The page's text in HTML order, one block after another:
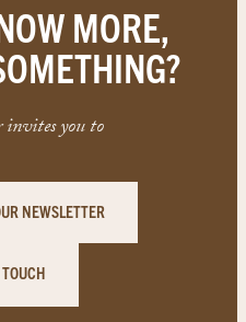
MORE,
invites you to
NEWSLETTER